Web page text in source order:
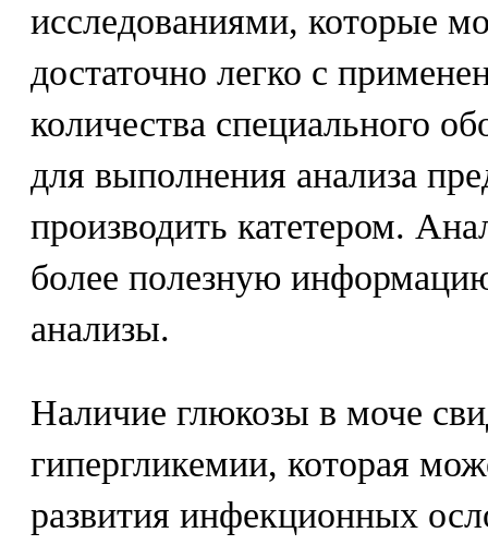
исследованиями, которые
достаточно легко с
количества специального
для выполнения анализа
производить катетером.
более полезную
анализы.
Наличие глюкозы в моче
гипергликемии, которая
развития инфекционных